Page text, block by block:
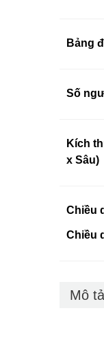
Bảng
Số
Kích
x Sâu)
Chiều
Chiều
Mô